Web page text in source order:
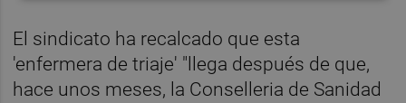
El sindicato ha recalcado que esta
'enfermera de triaje' "llega después de que,
hace unos meses, la Conselleria de Sanidad